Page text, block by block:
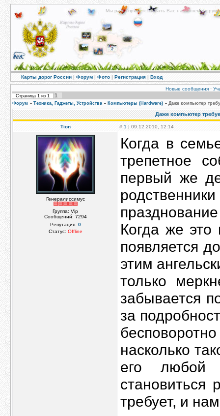
Мы рады приветствовать Вас на нашем
Карты дорог России | Форум | Фото | Регистрация | Вход
Новые сообщения ·
Страница 1 из 1 1
Форум » Техника, Гаджеты, Устройства » Компьютеры (Hardware) » Даже компьютер
Даже компьютер
Tion # 1 | 09.12.2010, 12:14
Генералиссимус
Группа: Vip
Сообщений: 7294
Репутация: 0
Статус: Offline
Когда в
трепетное
первый же
Когда же это
появляется
этим
только
забывается
за
насколько
его любой
требует, и